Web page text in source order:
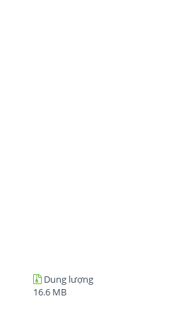
Dung lượng
16.6 MB